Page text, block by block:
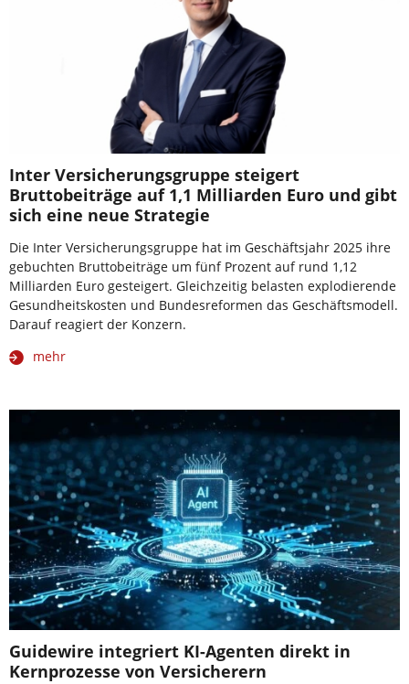
Inter Versicherungsgruppe steigert
Bruttobeiträge auf 1,1 Milliarden Euro und gibt
sich eine neue Strategie
Die Inter Versicherungsgruppe hat im Geschäftsjahr 2025 ihre
gebuchten Bruttobeiträge um fünf Prozent auf rund 1,12
Milliarden Euro gesteigert. Gleichzeitig belasten explodierende
Gesundheitskosten und Bundesreformen das Geschäftsmodell.
Darauf reagiert der Konzern.
mehr
Guidewire integriert KI-Agenten direkt in
Kernprozesse von Versicherern